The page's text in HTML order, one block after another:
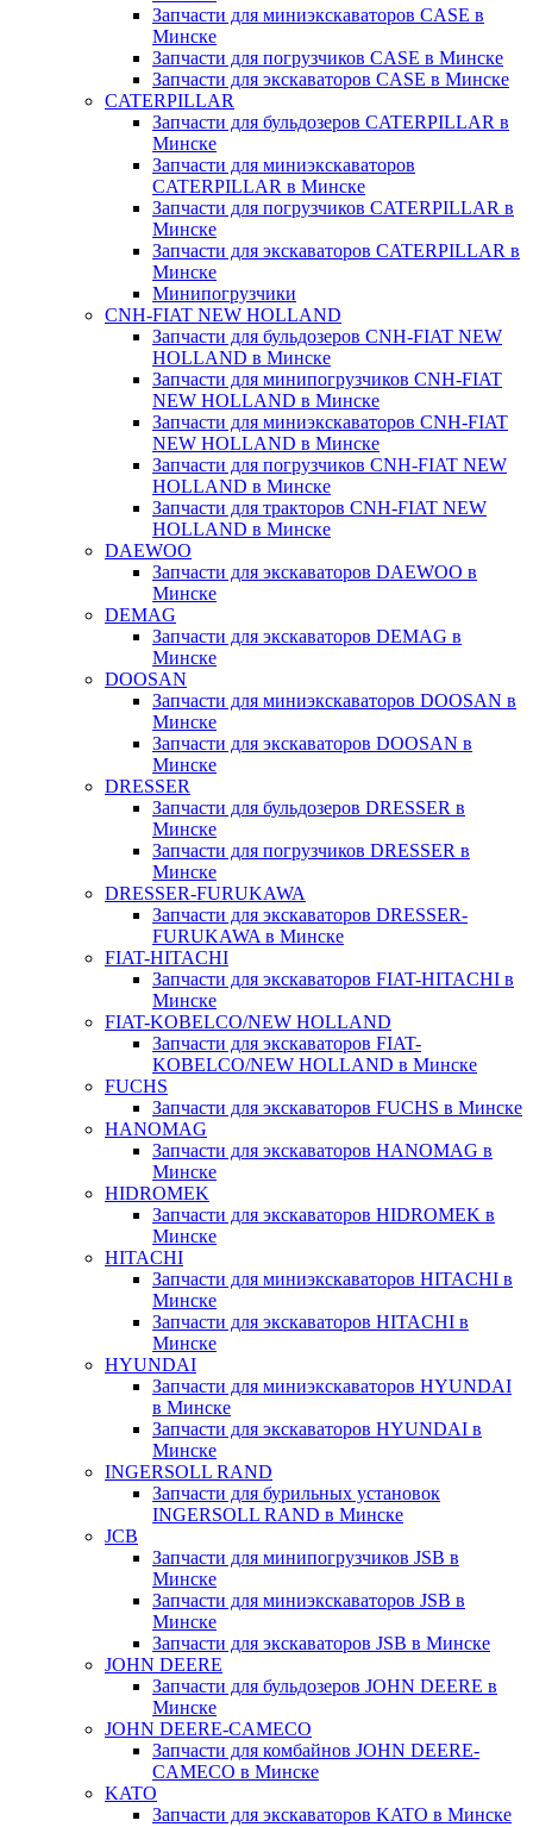
Запчасти для миниэкскаваторов CASE в
Минске
Запчасти для погрузчиков CASE в Минске
Запчасти для экскаваторов CASE в Минске
CATERPILLAR
Запчасти для бульдозеров CATERPILLAR в
Минске
Запчасти для миниэкскаваторов
CATERPILLAR в Минске
Запчасти для погрузчиков CATERPILLAR в
Минске
Запчасти для экскаваторов CATERPILLAR в
Минскe
Минипогрузчики
CNH-FIAT NEW HOLLAND
Запчасти для бульдозеров CNH-FIAT NEW
HOLLAND в Минске
Запчасти для минипогрузчиков CNH-FIAT
NEW HOLLAND в Минске
Запчасти для миниэкскаваторов CNH-FIAT
NEW HOLLAND в Минске
Запчасти для погрузчиков CNH-FIAT NEW
HOLLAND в Минске
Запчасти для тракторов CNH-FIAT NEW
HOLLAND в Минске
DAEWOO
Запчасти для экскаваторов DAEWOO в
Минске
DEMAG
Запчасти для экскаваторов DEMAG в
Минске
DOOSAN
Запчасти для миниэкскаваторов DOOSAN в
Минске
Запчасти для экскаваторов DOOSAN в
Минске
DRESSER
Запчасти для бульдозеров DRESSER в
Минске
Запчасти для погрузчиков DRESSER в
Минске
DRESSER-FURUKAWA
Запчасти для экскаваторов DRESSER-
FURUKAWA в Минске
FIAT-HITACHI
Запчасти для экскаваторов FIAT-HITACHI в
Минске
FIAT-KOBELCO/NEW HOLLAND
Запчасти для экскаваторов FIAT-
KOBELCO/NEW HOLLAND в Минске
FUCHS
Запчасти для экскаваторов FUCHS в Минске
HANOMAG
Запчасти для экскаваторов HANOMAG в
Минске
HIDROMEK
Запчасти для экскаваторов HIDROMEK в
Минске
HITACHI
Запчасти для миниэкскаваторов HITACHI в
Минске
Запчасти для экскаваторов HITACHI в
Минске
HYUNDAI
Запчасти для миниэкскаваторов HYUNDAI
в Минске
Запчасти для экскаваторов HYUNDAI в
Минске
INGERSOLL RAND
Запчасти для бурильных установок
INGERSOLL RAND в Минске
JCB
Запчасти для минипогрузчиков JSB в
Минске
Запчасти для миниэкскаваторов JSB в
Минске
Запчасти для экскаваторов JSB в Минске
JOHN DEERE
Запчасти для бульдозеров JOHN DEERE в
Минске
JOHN DEERE-CAMECO
Запчасти для комбайнов JOHN DEERE-
CAMECO в Минске
KATO
Запчасти для экскаваторов KATO в Минске